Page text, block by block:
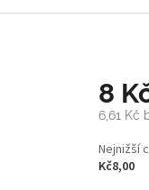
8
6,61 Kč
Měrná
cena:
Nejnižší
Kč8,00